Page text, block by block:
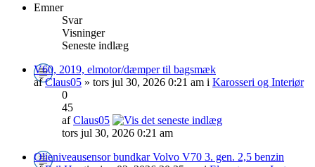
Emner
Svar
Visninger
Seneste indlæg
V60, 2019, elmotor/dæmper til bagsmæk
afClaus05 » tors jul 30, 2026 0:21 am i Karosseri og Interiør
0
45
afClaus05
tors jul 30, 2026 0:21 am
Olieniveausensor bundkar Volvo V70 3. gen. 2,5 benzin